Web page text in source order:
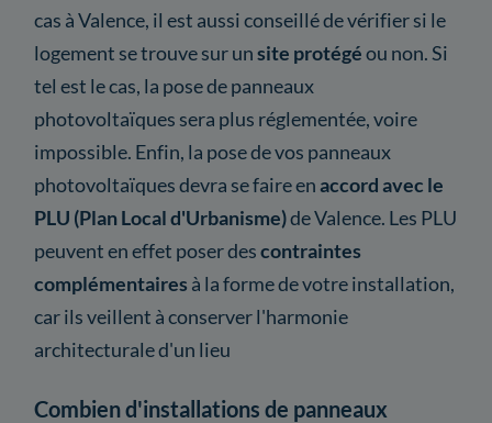
cas à Valence, il est aussi conseillé de vérifier si le
logement se trouve sur unsite protégéou non. Si
tel est le cas, la pose de panneaux
photovoltaïques sera plus réglementée, voire
impossible. Enfin, la pose de vos panneaux
photovoltaïques devra se faire enaccord avec le
PLU (Plan Local d'Urbanisme)de Valence. Les PLU
peuvent en effet poser descontraintes
complémentaires à la forme de votre installation,
car ils veillent à conserver l'harmonie
architecturale d'un lieu
Combien d'installations de panneaux